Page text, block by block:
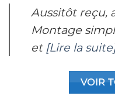
Aussitôt reçu,
Montage
et[Lire la
VOIR